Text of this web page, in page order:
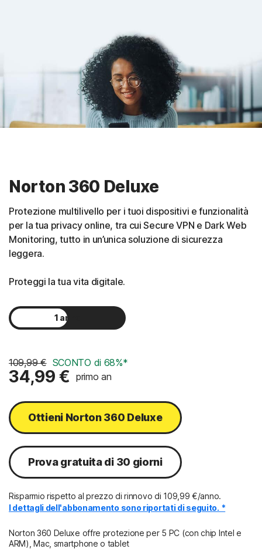
Norton 360 Deluxe
Protezione multilivello per i tuoi dispositivi e funzionalità
per la tua privacy online, tra cui Secure VPN e Dark Web
Monitoring, tutto in un’unica soluzione di sicurezza
leggera.
Proteggi la tua vita digitale.
1 anno
109,99 € SCONTO di 68%*
34,99 € primo an
Ottieni Norton 360 Deluxe
Prova gratuita di 30 giorni
Risparmio rispetto al prezzo di rinnovo di 109,99 €/anno.
I dettagli dell'abbonamento sono riportati di seguito. *
Norton 360 Deluxe offre protezione per 5 PC (con chip Intel e
ARM), Mac, smartphone o tablet